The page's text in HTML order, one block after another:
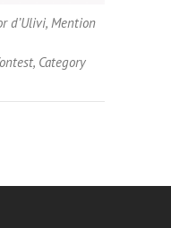
d’Ulivi, Mention
Category